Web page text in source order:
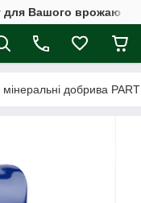
для Вашого врожаю
мінеральні добрива